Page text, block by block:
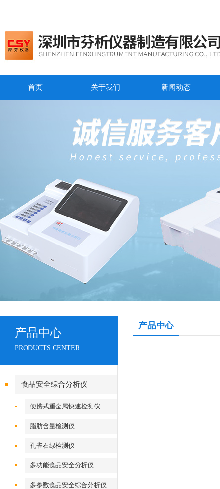
首页 关于我们 新闻动态
产品中心
PRODUCTS CENTER
食品安全综合分析仪
便携式重金属快速检测仪
脂肪含量检测仪
孔雀石绿检测仪
多功能食品安全分析仪
多参数食品安全综合分析仪
产品中心